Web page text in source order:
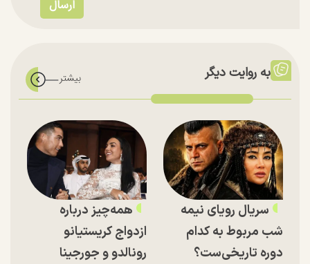
به روایت دیگر
سریال رویای نیمه
شب مربوط به کدام
دوره تاریخی‌ست؟
همه‌چیز درباره
ازدواج کریستیانو
رونالدو و جورجینا